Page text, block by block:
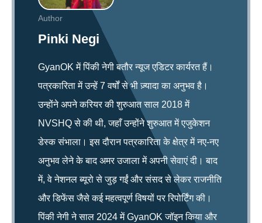
Author
Pinki Negi
GyanOK में पिंकी नेगी बतौर न्यूज एडिटर कार्यरत हैं।
पत्रकारिता में उन्हें 7 वर्षों से भी ज़्यादा का अनुभव है।
उन्होंने अपने करियर की शुरुआत साल 2018 में
NVSHQ से की थी, जहाँ उन्होंने शुरुआत में एजुकेशन
डेस्क संभाला। इस दौरान पत्रकारिता के क्षेत्र में नए-नए
अनुभव लेने के बाद अमर उजाला में अपनी सेवाएं दी। बाद
में, वे नेशनल ब्यूरो से जुड़ गईं और संसद से लेकर राजनीति
और डिफेंस जैसे कई महत्वपूर्ण विषयों पर रिपोर्टिंग की।
पिंकी नेगी ने साल 2024 में GyanOK जॉइन किया और